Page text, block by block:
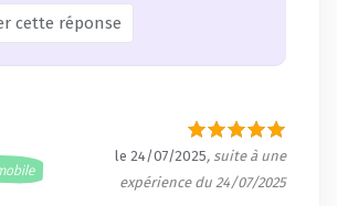
cette réponse
le 24/07/2025, suite à une
expérience du 24/07/2025